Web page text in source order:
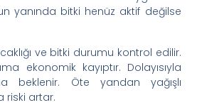
yanında bitki henüz aktif değilse
ve bitki durumu kontrol edilir.
ekonomik kayıptır. Dolayısıyla
beklenir. Öte yandan yağışlı
riski artar.